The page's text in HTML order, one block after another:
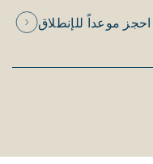
احجز موعداً للإنطلاق